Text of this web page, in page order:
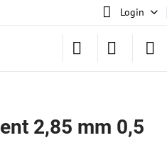
Login
2,85 mm 0,5